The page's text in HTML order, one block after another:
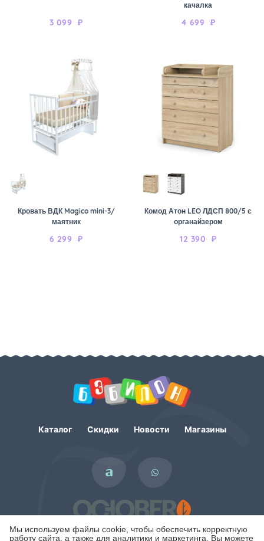
Мы используем файлы cookie, чтобы обеспечить корректную
работу сайта, а также для аналитики и маркетинга. Вы можете
3 099 ₽
качалка
4 699 ₽
Кровать ВДК Magico mini-3/
маятник
6 299 ₽
Комод Атон LEO ЛДСП 800/5 с
органайзером
12 390 ₽
Каталог Скидки Новости Магазины